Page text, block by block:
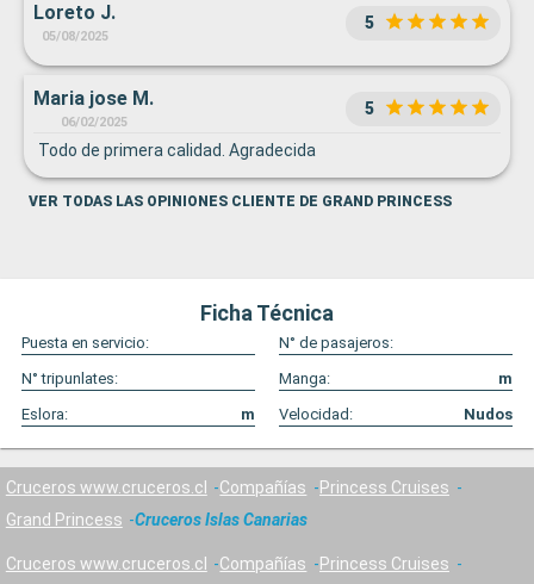
Loreto J.
05/08/2025
5
Maria jose M.
06/02/2025
5
Todo de primera calidad. Agradecida
VER TODAS LAS OPINIONES CLIENTE DE GRAND PRINCESS
Ficha Técnica
Puesta en servicio:
N° de pasajeros:
N° tripunlates:
Manga:
m
Eslora:
m Velocidad: Nudos
Cruceros www.cruceros.cl Compañías
Princess Cruises
Grand Princess
Cruceros Islas Canarias
Cruceros www.cruceros.cl Compañías
Princess Cruises